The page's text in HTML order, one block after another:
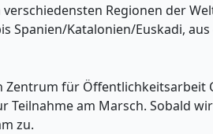
Regionen der
Spanien/Katalonien/Euskadi,
für Öffentlichkeitsarbeit
am Marsch. Sobald
zu.